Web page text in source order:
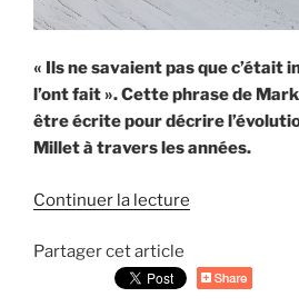
« Ils ne savaient pas que c’était
l’ont fait ». Cette phrase de
être écrite pour décrire
Millet à travers les années.
Continuer la lecture
le
Partager cet article